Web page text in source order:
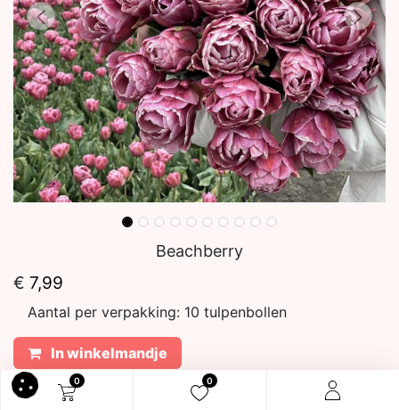
0 0
Beachberry
€ 7,99
Aantal per verpakking: 10 tulpenbollen
In winkelmandje